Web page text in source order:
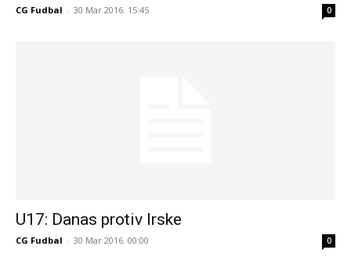
CG Fudbal - 30 Mar 2016. 15:45 0
U17: Danas protiv Irske
CG Fudbal - 30 Mar 2016. 00:00 0